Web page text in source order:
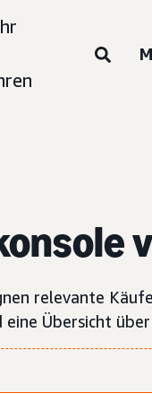
relevante
Übersicht